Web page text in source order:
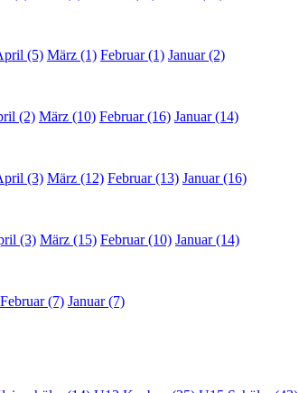
(5) März (1) Februar (1) Januar (2)
(2) März (10) Februar (16) Januar (14)
(3) März (12) Februar (13) Januar (16)
(3) März (15) Februar (10) Januar (14)
Februar (7) Januar (7)